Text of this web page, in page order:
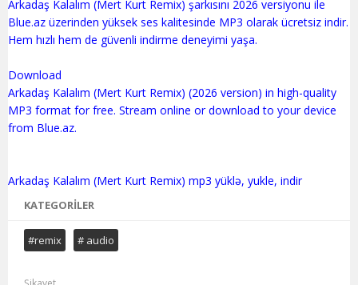
Arkadaş Kalalım (Mert Kurt Remix) şarkısını 2026 versiyonu ile
Blue.az üzerinden yüksek ses kalitesinde MP3 olarak ücretsiz indir.
Hem hızlı hem de güvenli indirme deneyimi yaşa.
Download
Arkadaş Kalalım (Mert Kurt Remix) (2026 version) in high-quality
MP3 format for free. Stream online or download to your device
from Blue.az.
KATEGORILER
#remix # audio